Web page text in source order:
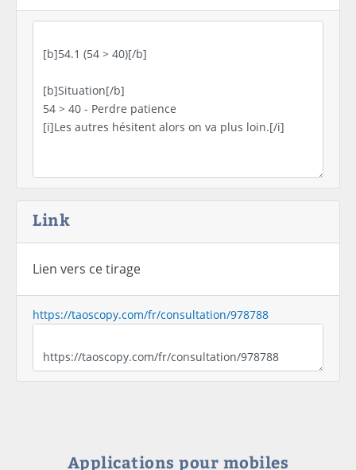
Link
Lien vers ce tirage
https://taoscopy.com/fr/consultation/978788
Applications pour mobiles